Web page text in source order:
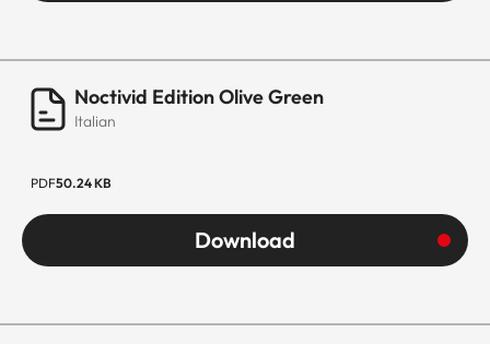
Noctivid Edition Olive Green
Italian
PDF50.24 KB
Download